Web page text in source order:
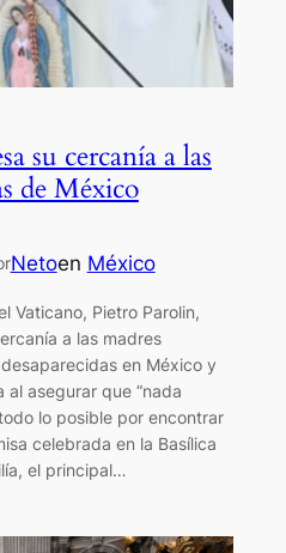
su cercanía a las
de México
Netoen México
Vaticano, Pietro Parolin,
a las madres
en México y
asegurar que “nada
lo posible por encontrar
celebrada en la Basílica
el principal…